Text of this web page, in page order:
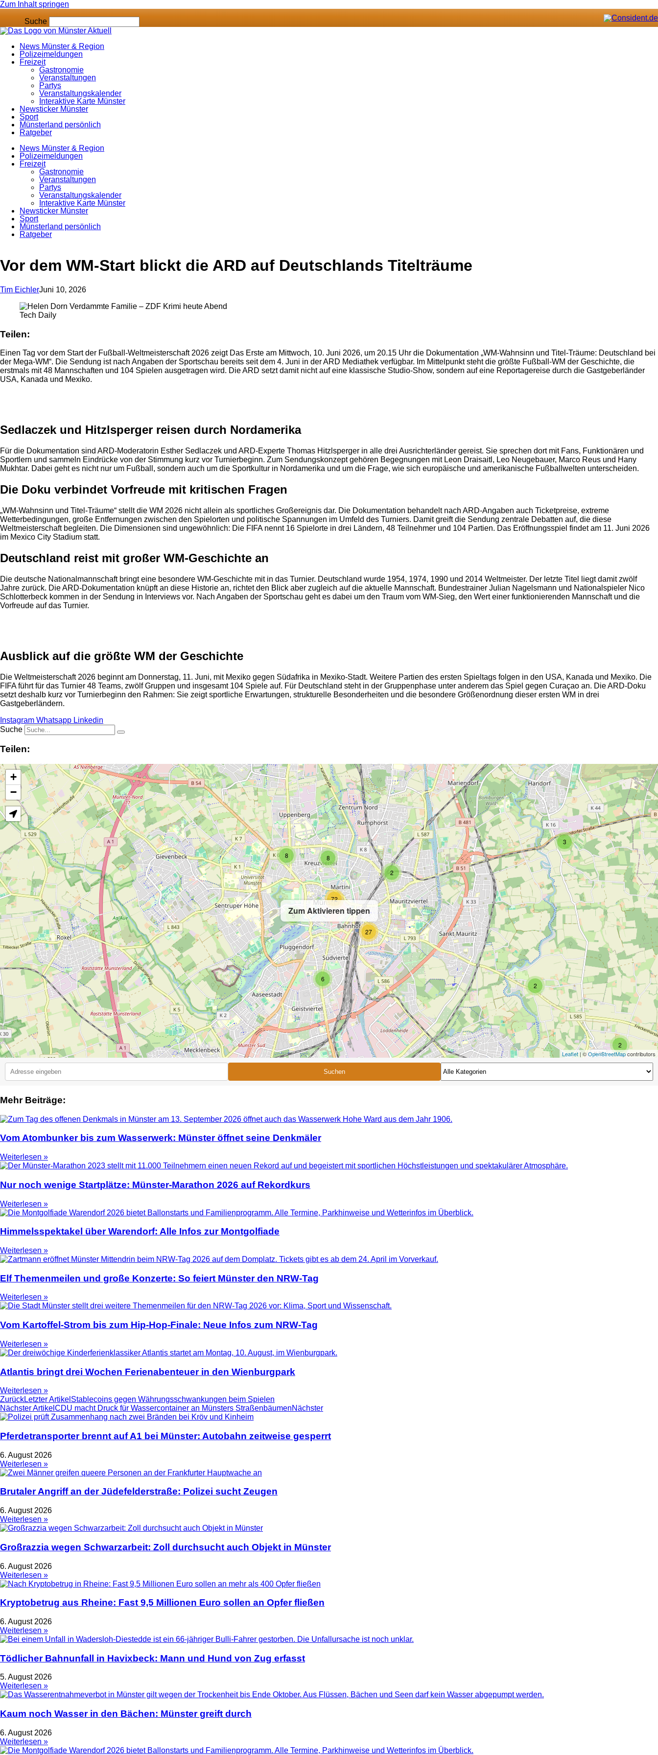
Zum Inhalt springen
Suche
News Münster & Region
Polizeimeldungen
Freizeit
Gastronomie
Veranstaltungen
Partys
Veranstaltungskalender
Interaktive Karte Münster
Newsticker Münster
Sport
Münsterland persönlich
Ratgeber
News Münster & Region
Polizeimeldungen
Freizeit
Gastronomie
Veranstaltungen
Partys
Veranstaltungskalender
Interaktive Karte Münster
Newsticker Münster
Sport
Münsterland persönlich
Ratgeber
Vor dem WM-Start blickt die ARD auf Deutschlands Titelträume
Tim EichlerJuni 10, 2026
Tech Daily
Teilen:
Einen Tag vor dem Start der Fußball-Weltmeisterschaft 2026 zeigt Das Erste am Mittwoch, 10. Juni 2026, um 20.15 Uhr die Dokumentation „WM-Wahnsinn und Titel-Träume: Deutschland bei
der Mega-WM“. Die Sendung ist nach Angaben der Sportschau bereits seit dem 4. Juni in der ARD Mediathek verfügbar. Im Mittelpunkt steht die größte Fußball-WM der Geschichte, die
erstmals mit 48 Mannschaften und 104 Spielen ausgetragen wird. Die ARD setzt damit nicht auf eine klassische Studio-Show, sondern auf eine Reportagereise durch die Gastgeberländer
USA, Kanada und Mexiko.
Sedlaczek und Hitzlsperger reisen durch Nordamerika
Für die Dokumentation sind ARD-Moderatorin Esther Sedlaczek und ARD-Experte Thomas Hitzlsperger in alle drei Ausrichterländer gereist. Sie sprechen dort mit Fans, Funktionären und
Sportlern und sammeln Eindrücke von der Stimmung kurz vor Turnierbeginn. Zum Sendungskonzept gehören Begegnungen mit Leon Draisaitl, Leo Neugebauer, Marco Reus und Hany
Mukhtar. Dabei geht es nicht nur um Fußball, sondern auch um die Sportkultur in Nordamerika und um die Frage, wie sich europäische und amerikanische Fußballwelten unterscheiden.
Die Doku verbindet Vorfreude mit kritischen Fragen
„WM-Wahnsinn und Titel-Träume“ stellt die WM 2026 nicht allein als sportliches Großereignis dar. Die Dokumentation behandelt nach ARD-Angaben auch Ticketpreise, extreme
Wetterbedingungen, große Entfernungen zwischen den Spielorten und politische Spannungen im Umfeld des Turniers. Damit greift die Sendung zentrale Debatten auf, die diese
Weltmeisterschaft begleiten. Die Dimensionen sind ungewöhnlich: Die FIFA nennt 16 Spielorte in drei Ländern, 48 Teilnehmer und 104 Partien. Das Eröffnungsspiel findet am 11. Juni 2026
im Mexico City Stadium statt.
Deutschland reist mit großer WM-Geschichte an
Die deutsche Nationalmannschaft bringt eine besondere WM-Geschichte mit in das Turnier. Deutschland wurde 1954, 1974, 1990 und 2014 Weltmeister. Der letzte Titel liegt damit zwölf
Jahre zurück. Die ARD-Dokumentation knüpft an diese Historie an, richtet den Blick aber zugleich auf die aktuelle Mannschaft. Bundestrainer Julian Nagelsmann und Nationalspieler Nico
Schlotterbeck kommen in der Sendung in Interviews vor. Nach Angaben der Sportschau geht es dabei um den Traum vom WM-Sieg, den Wert einer funktionierenden Mannschaft und die
Vorfreude auf das Turnier.
Ausblick auf die größte WM der Geschichte
Die Weltmeisterschaft 2026 beginnt am Donnerstag, 11. Juni, mit Mexiko gegen Südafrika in Mexiko-Stadt. Weitere Partien des ersten Spieltags folgen in den USA, Kanada und Mexiko. Die
FIFA führt für das Turnier 48 Teams, zwölf Gruppen und insgesamt 104 Spiele auf. Für Deutschland steht in der Gruppenphase unter anderem das Spiel gegen Curaçao an. Die ARD-Doku
setzt deshalb kurz vor Turnierbeginn den Rahmen: Sie zeigt sportliche Erwartungen, strukturelle Besonderheiten und die besondere Größenordnung dieser ersten WM in drei
Gastgeberländern.
Instagram Whatsapp Linkedin
Suche
Teilen:
Zum Aktivieren tippen
2
3
2
2
2
8
6
8
27
5
72
+
−
Leaflet| ©OpenStreetMapcontributors
Suchen
Mehr Beiträge:
Vom Atombunker bis zum Wasserwerk: Münster öffnet seine Denkmäler
Weiterlesen »
Nur noch wenige Startplätze: Münster-Marathon 2026 auf Rekordkurs
Weiterlesen »
Himmelsspektakel über Warendorf: Alle Infos zur Montgolfiade
Weiterlesen »
Elf Themenmeilen und große Konzerte: So feiert Münster den NRW-Tag
Weiterlesen »
Vom Kartoffel-Strom bis zum Hip-Hop-Finale: Neue Infos zum NRW-Tag
Weiterlesen »
Atlantis bringt drei Wochen Ferienabenteuer in den Wienburgpark
Weiterlesen »
ZurückLetzter Artikel Stablecoins gegen Währungsschwankungen beim Spielen
Nächster Artikel CDU macht Druck für Wassercontainer an Münsters StraßenbäumenNächster
Pferdetransporter brennt auf A1 bei Münster: Autobahn zeitweise gesperrt
6. August 2026
Weiterlesen »
Brutaler Angriff an der Jüdefelderstraße: Polizei sucht Zeugen
6. August 2026
Weiterlesen »
Großrazzia wegen Schwarzarbeit: Zoll durchsucht auch Objekt in Münster
6. August 2026
Weiterlesen »
Kryptobetrug aus Rheine: Fast 9,5 Millionen Euro sollen an Opfer fließen
6. August 2026
Weiterlesen »
Tödlicher Bahnunfall in Havixbeck: Mann und Hund von Zug erfasst
5. August 2026
Weiterlesen »
Kaum noch Wasser in den Bächen: Münster greift durch
6. August 2026
Weiterlesen »